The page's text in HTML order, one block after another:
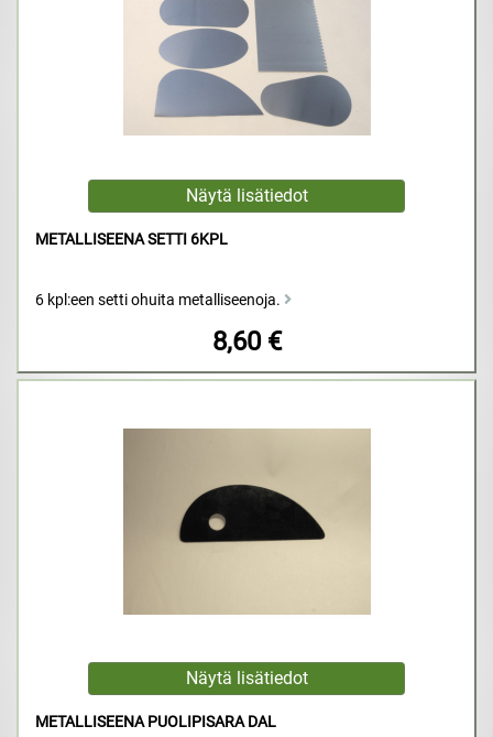
METALLISEENA SETTI 6KPL
6 kpl:een setti ohuita metalliseenoja.
8,60 €
METALLISEENA PUOLIPISARA DAL